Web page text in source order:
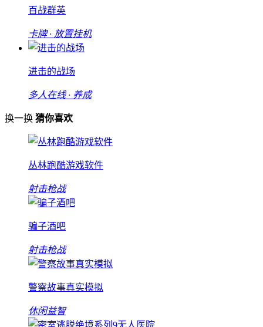
百战群英
卡牌 · 放置挂机
进击的战场
多人在线 · 养成
换一换 猜你喜欢
丛林跑酷游戏软件
射击枪战
骗子酒吧
射击枪战
警察故事真实模拟
休闲益智